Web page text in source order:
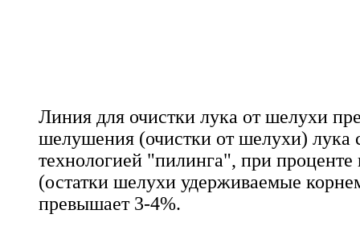
Линия для очистки лука от шелухи
шелушения (очистки от шелухи) лука
технологией "пилинга", при
(остатки шелухи удерживаемые
превышает 3-4%.